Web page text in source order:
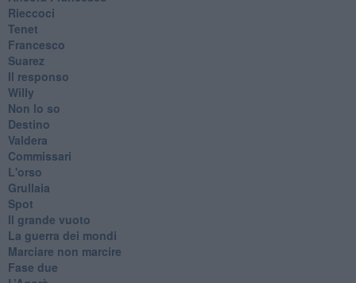
Rieccoci
Tenet
Francesco
Suarez
​Il responso
Willy
Non lo so
Destino
Valdera
Commissari
L'orso
Grullaia
Spot
​Il grande vuoto
​La guerra dei mondi
Marciare non marcire
Fase due